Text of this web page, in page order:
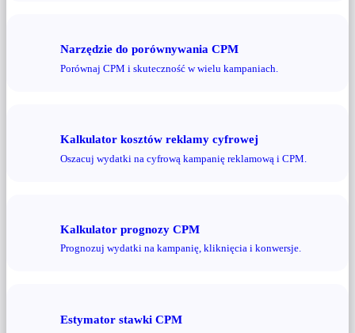
Narzędzie do porównywania CPM
Porównaj CPM i skuteczność w wielu kampaniach.
Kalkulator kosztów reklamy cyfrowej
Oszacuj wydatki na cyfrową kampanię reklamową i CPM.
Kalkulator prognozy CPM
Prognozuj wydatki na kampanię, kliknięcia i konwersje.
Estymator stawki CPM